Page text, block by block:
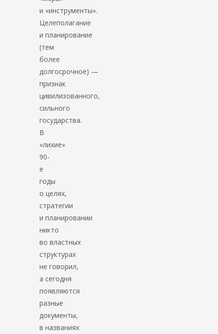
и «инструменты».
Целеполагание
и планирование
(тем
более
долгосрочное) —
признак
цивилизованного,
сильного
государства.
В
«лихие»
90-
е
годы
о целях,
стратегии
и планировании
никто
во властных
структурах
не говорил,
а сегодня
появляются
разные
документы,
в названиях